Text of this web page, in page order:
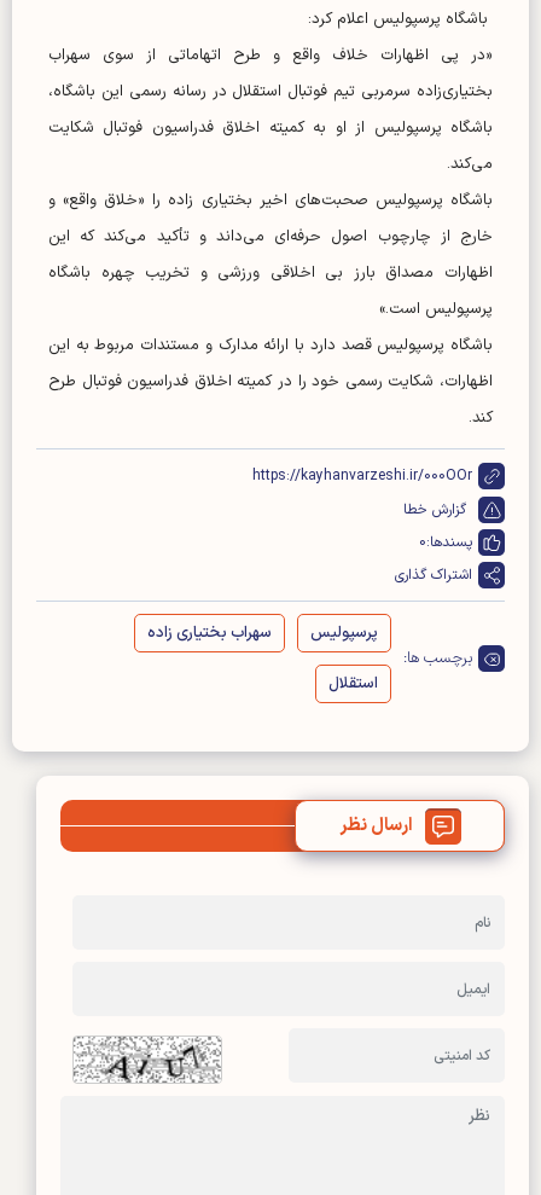
باشگاه پرسپولیس اعلام کرد:
«در پی اظهارات خلاف واقع و طرح اتهاماتی از سوی سهراب
بختیاری‌زاده سرمربی تیم فوتبال استقلال در رسانه رسمی این باشگاه،
باشگاه پرسپولیس از او به کمیته اخلاق فدراسیون فوتبال شکایت
می‌کند.
باشگاه پرسپولیس صحبت‌های اخیر بختیاری زاده را «خلاق واقع» و
خارج از چارچوب اصول حرفه‌ای می‌داند و تأکید می‌کند که این
اظهارات مصداق بارز بی اخلاقی ورزشی و تخریب چهره باشگاه
پرسپولیس است.»
باشگاه پرسپولیس قصد دارد با ارائه مدارک و مستندات مربوط به این
اظهارات، شکایت رسمی خود را در کمیته اخلاق فدراسیون فوتبال طرح
کند.
https://kayhanvarzeshi.ir/000OOr
گزارش خطا
پسندها:0
اشتراک گذاری
برچسب ها:
پرسپولیس سهراب بختیاری زاده
استقلال
ارسال نظر